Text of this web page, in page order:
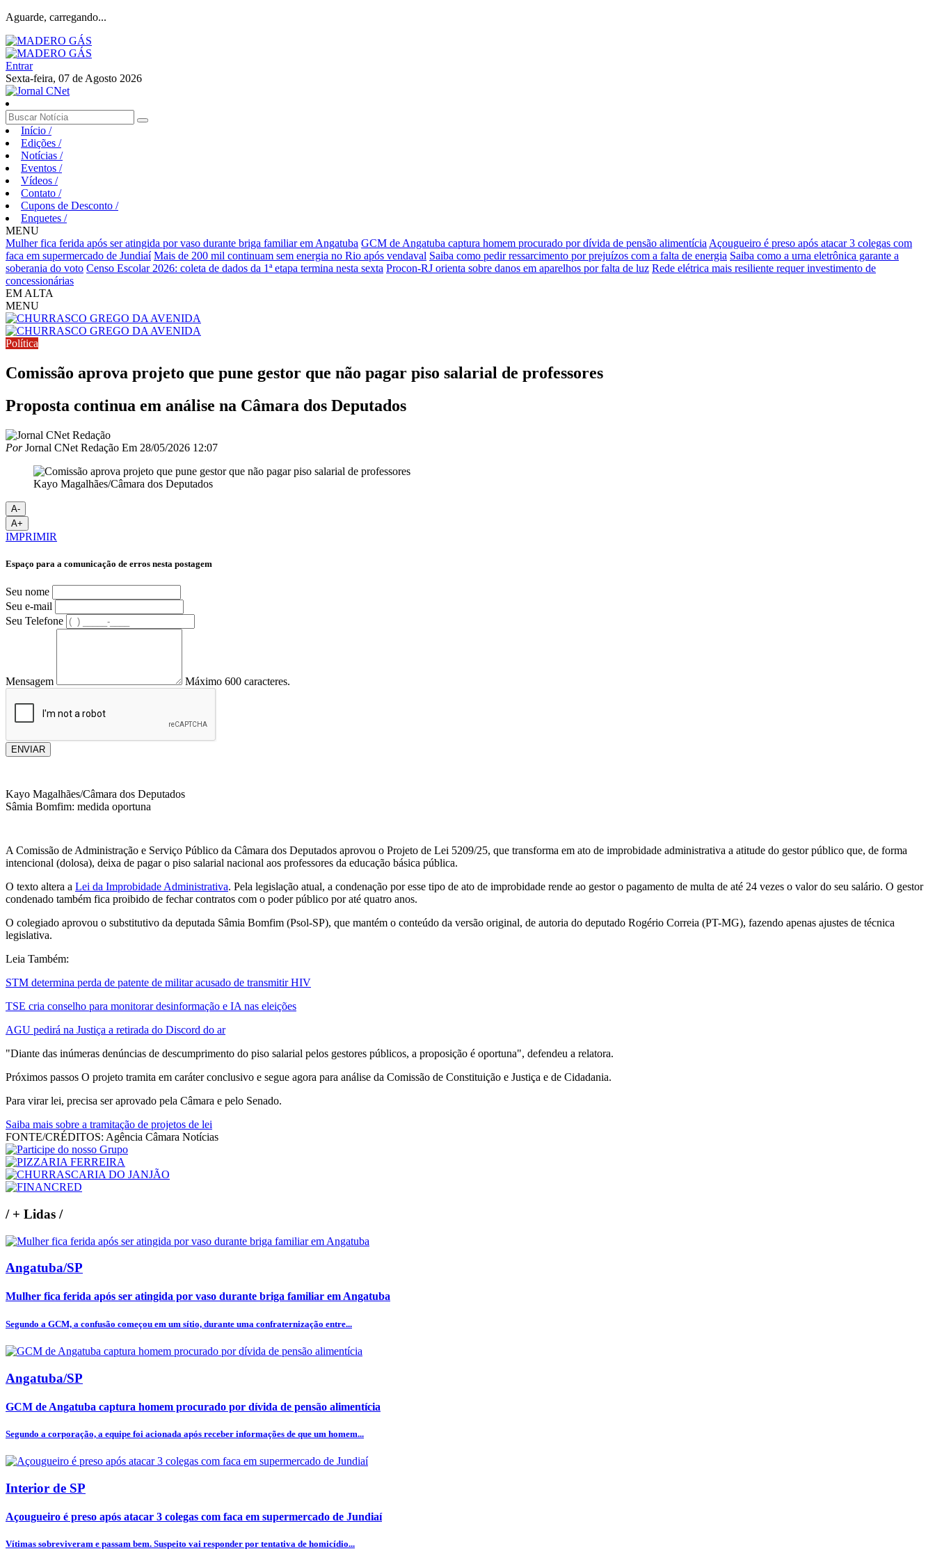
Aguarde, carregando...
Entrar
Sexta-feira, 07 de Agosto 2026
Início /
Edições /
Notícias /
Eventos /
Vídeos /
Contato /
Cupons de Desconto /
Enquetes /
MENU
Mulher fica ferida após ser atingida por vaso durante briga familiar em Angatuba GCM de Angatuba captura homem procurado por dívida de pensão alimentícia Açougueiro é preso após atacar 3 colegas com
faca em supermercado de Jundiaí Mais de 200 mil continuam sem energia no Rio após vendaval Saiba como pedir ressarcimento por prejuízos com a falta de energia Saiba como a urna eletrônica garante a
soberania do voto Censo Escolar 2026: coleta de dados da 1ª etapa termina nesta sexta Procon-RJ orienta sobre danos em aparelhos por falta de luz Rede elétrica mais resiliente requer investimento de
concessionárias
EM ALTA
MENU
Política
Comissão aprova projeto que pune gestor que não pagar piso salarial de professores
Proposta continua em análise na Câmara dos Deputados
PorJornal CNet Redação Em 28/05/2026 12:07
Kayo Magalhães/Câmara dos Deputados
A-
A+
IMPRIMIR
Espaço para a comunicação de erros nesta postagem
Seu nome
Seu e-mail
Seu Telefone
Mensagem Máximo 600 caracteres.
ENVIAR
Kayo Magalhães/Câmara dos Deputados
Sâmia Bomfim: medida oportuna
A Comissão de Administração e Serviço Público da Câmara dos Deputados aprovou o Projeto de Lei 5209/25, que transforma em ato de improbidade administrativa a atitude do gestor público que, de forma
intencional (dolosa), deixa de pagar o piso salarial nacional aos professores da educação básica pública.
O texto altera a Lei da Improbidade Administrativa. Pela legislação atual, a condenação por esse tipo de ato de improbidade rende ao gestor o pagamento de multa de até 24 vezes o valor do seu salário. O gestor
condenado também fica proibido de fechar contratos com o poder público por até quatro anos.
O colegiado aprovou o substitutivo da deputada Sâmia Bomfim (Psol-SP), que mantém o conteúdo da versão original, de autoria do deputado Rogério Correia (PT-MG), fazendo apenas ajustes de técnica
legislativa.
Leia Também:
STM determina perda de patente de militar acusado de transmitir HIV
TSE cria conselho para monitorar desinformação e IA nas eleições
AGU pedirá na Justiça a retirada do Discord do ar
"Diante das inúmeras denúncias de descumprimento do piso salarial pelos gestores públicos, a proposição é oportuna", defendeu a relatora.
Próximos passos O projeto tramita em caráter conclusivo e segue agora para análise da Comissão de Constituição e Justiça e de Cidadania.
Para virar lei, precisa ser aprovado pela Câmara e pelo Senado.
Saiba mais sobre a tramitação de projetos de lei
FONTE/CRÉDITOS: Agência Câmara Notícias
/+ Lidas /
Angatuba/SP
Mulher fica ferida após ser atingida por vaso durante briga familiar em Angatuba
Segundo a GCM, a confusão começou em um sítio, durante uma confraternização entre...
Angatuba/SP
GCM de Angatuba captura homem procurado por dívida de pensão alimentícia
Segundo a corporação, a equipe foi acionada após receber informações de que um homem...
Interior de SP
Açougueiro é preso após atacar 3 colegas com faca em supermercado de Jundiaí
Vítimas sobreviveram e passam bem. Suspeito vai responder por tentativa de homicídio...